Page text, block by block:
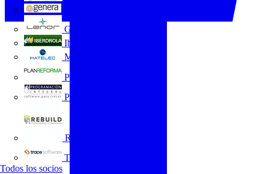
Grupo Lenor
Iberdrola
MATELEC
Plan Reforma
Programación Integral
REBUILD
Trace Software
Todos los socios